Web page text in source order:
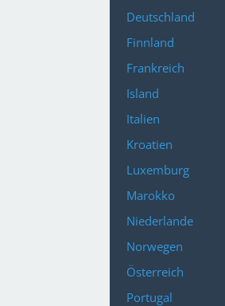
Deutschland
Finnland
Frankreich
Island
Italien
Kroatien
Luxemburg
Marokko
Niederlande
Norwegen
Österreich
Portugal